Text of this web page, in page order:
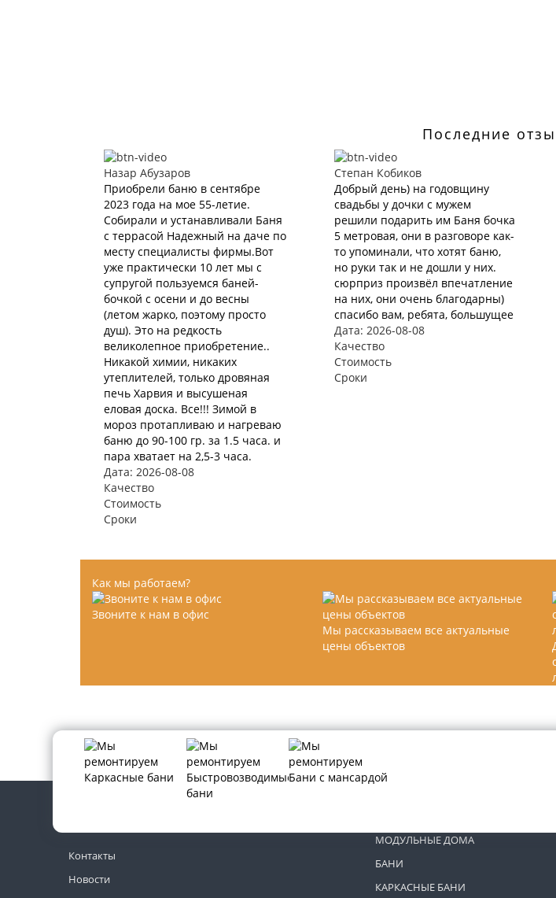
Последние
Назар Абузаров
Приобрели баню в сентябре
2023 года на мое 55-летие.
Собирали и устанавливали Баня
с террасой Надежный на даче по
месту специалисты фирмы.Вот
уже практически 10 лет мы с
супругой пользуемся баней-
бочкой с осени и до весны
(летом жарко, поэтому просто
душ). Это на редкость
великолепное приобретение..
Никакой химии, никаких
утеплителей, только дровяная
печь Харвия и высушеная
еловая доска. Все!!! Зимой в
мороз протапливаю и нагреваю
баню до 90-100 гр. за 1.5 часа. и
пара хватает на 2,5-3 часа.
Дата: 2026-08-08
Качество
Стоимость
Сроки
Степан Кобиков
Добрый день) на годовщину
свадьбы у дочки с мужем
решили подарить им Баня бочка
5 метровая, они в разговоре как-
то упоминали, что хотят баню,
но руки так и не дошли у них.
сюрприз произвёл впечатление
на них, они очень благодарны)
спасибо вам, ребята, большущее
Дата: 2026-08-08
Качество
Стоимость
Сроки
Как мы работаем?
Звоните к нам в офис
Мы рассказываем все актуальные
цены объектов
Контакты
Новости
МОДУЛЬНЫЕ ДОМА
БАНИ
КАРКАСНЫЕ БАНИ